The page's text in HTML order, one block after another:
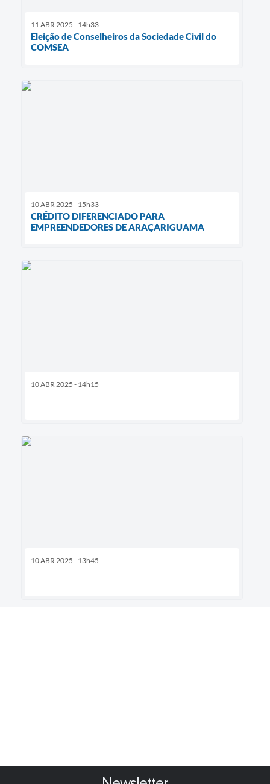
11 ABR 2025 - 14h33
Eleição de Conselheiros da Sociedade Civil do
COMSEA
10 ABR 2025 - 15h33
CRÉDITO DIFERENCIADO PARA
EMPREENDEDORES DE ARAÇARIGUAMA
10 ABR 2025 - 14h15
10 ABR 2025 - 13h45